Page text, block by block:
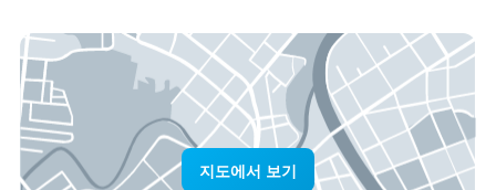
지도에서 보기